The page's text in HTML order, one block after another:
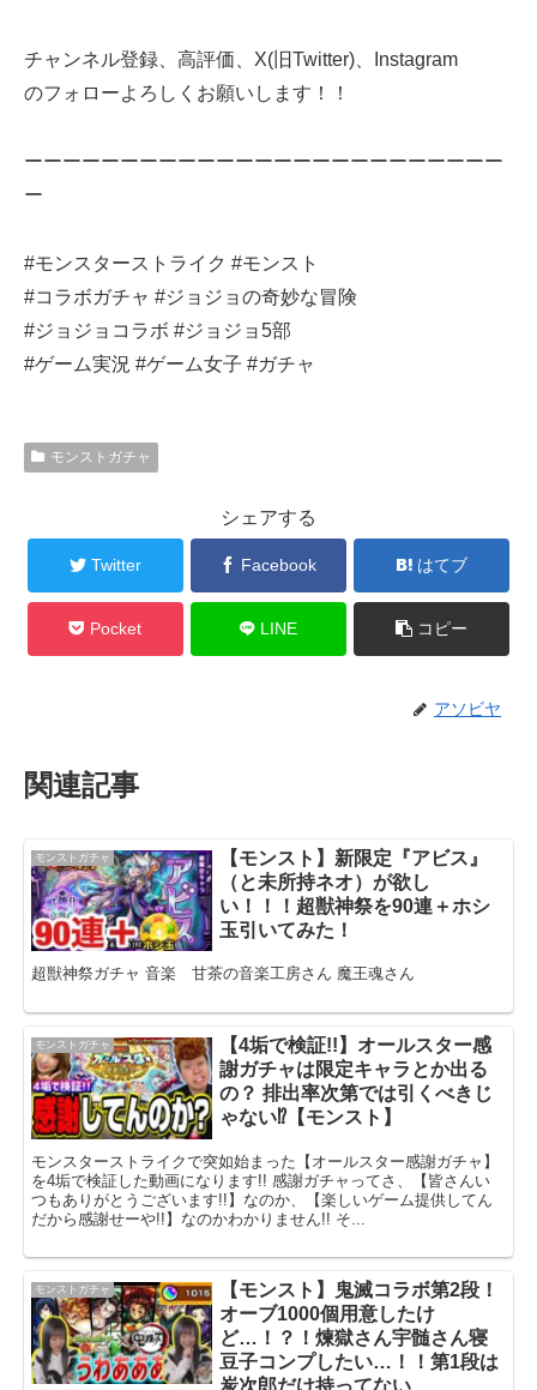
チャンネル登録、高評価、X(旧Twitter)、Instagram
のフォローよろしくお願いします！！
ーーーーーーーーーーーーーーーーーーーーーーーーー
ー
#モンスターストライク #モンスト
#コラボガチャ #ジョジョの奇妙な冒険
#ジョジョコラボ #ジョジョ5部
#ゲーム実況 #ゲーム女子 #ガチャ
モンストガチャ
シェアする
Twitter Facebook はてブ
Pocket LINE コピー
アソビヤ
関連記事
モンストガチャ
【モンスト】新限定『アビス』
（と未所持ネオ）が欲し
い！！！超獣神祭を90連＋ホシ
玉引いてみた！
超獣神祭ガチャ 音楽 甘茶の音楽工房さん 魔王魂さん
モンストガチャ
【4垢で検証!!】オールスター感
謝ガチャは限定キャラとか出る
の？ 排出率次第では引くべきじ
ゃない⁉【モンスト】
モンスターストライクで突如始まった【オールスター感謝ガチャ】
を4垢で検証した動画になります!! 感謝ガチャってさ、【皆さんい
つもありがとうございます!!】なのか、【楽しいゲーム提供してん
だから感謝せーや!!】なのかわかりません!! そ...
モンストガチャ
【モンスト】鬼滅コラボ第2段！
オーブ1000個用意したけ
ど…！？！煉獄さん宇髄さん寝
豆子コンプしたい…！！第1段は